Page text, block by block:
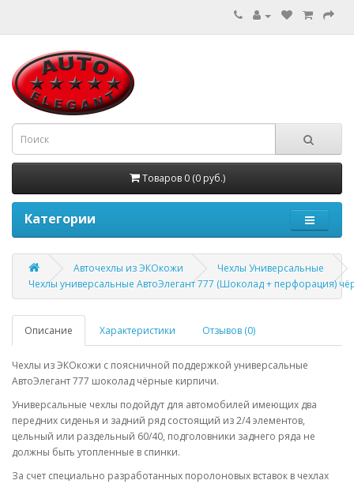
Товаров 0 (0 руб.)
Категории
Авточехлы из ЭКОкожи
Чехлы Универсальные
Чехлы универсальные АвтоЭлегант 777 (Шоколад + перфорация)
Описание Характеристики Отзывов (0)
Чехлы из ЭКОкожи с поясничной поддержкой универсальные
АвтоЭлегант 777 шоколад чёрные кирпичи.
Универсальные чехлы подойдут для автомобилей имеющих два
передних сиденья и задний ряд состоящий из 2/4 элементов,
цельный или раздельный 60/40, подголовники заднего ряда не
должны быть утопленные в спинки.
За счет специально разработанных поролоновых вставок в чехлах